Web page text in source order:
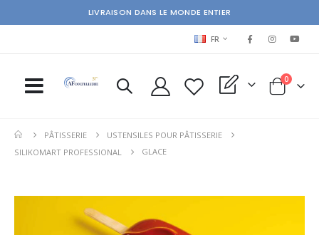
LIVRAISON DANS LE MONDE ENTIER
LANGUAGE
FR
My Quote Cart
0items
PÂTISSERIE
USTENSILES POUR PÂTISSERIE
SILIKOMART PROFESSIONAL
GLACE